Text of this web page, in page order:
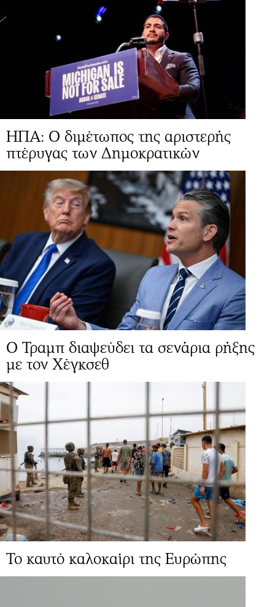
ΗΠΑ: Ο διμέτωπος της αριστερής
πτέρυγας των Δημοκρατικών
Ο Τραμπ διαψεύδει τα σενάρια ρήξης
με τον Χέγκσεθ
Το καυτό καλοκαίρι της Ευρώπης